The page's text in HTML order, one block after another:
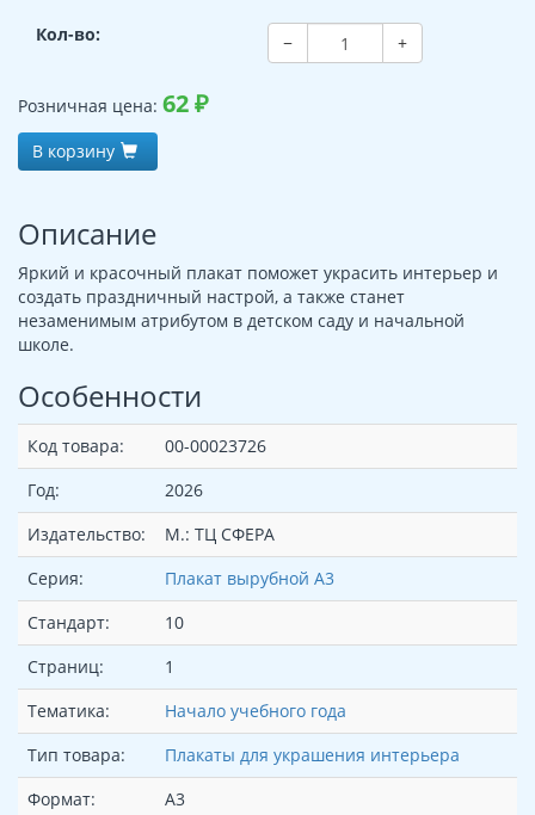
Кол-во: − +
Розничная цена: 62₽
В корзину
Описание
Яркий и красочный плакат поможет украсить интерьер и
создать праздничный настрой, а также станет
незаменимым атрибутом в детском саду и начальной
школе.
Особенности
Код товара:
00-00023726
Год:
2026
Издательство:
М.: ТЦ СФЕРА
Серия:
Плакат вырубной А3
Стандарт:
10
Страниц:
1
Тематика:
Начало учебного года
Тип товара:
Плакаты для украшения интерьера
Формат:
А3